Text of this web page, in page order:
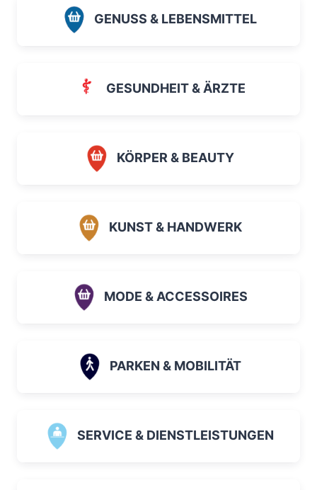
GENUSS & LEBENSMITTEL
GESUNDHEIT & ÄRZTE
KÖRPER & BEAUTY
KUNST & HANDWERK
MODE & ACCESSOIRES
PARKEN & MOBILITÄT
SERVICE & DIENSTLEISTUNGEN